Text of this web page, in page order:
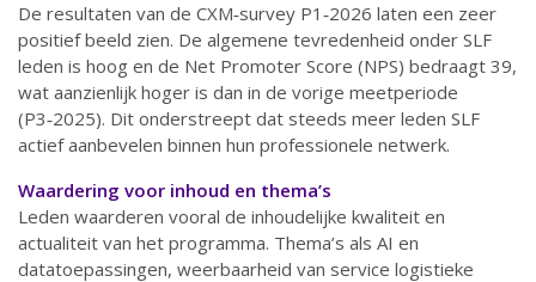
De resultaten van de CXM‑survey P1‑2026 laten een zeer
positief beeld zien. De algemene tevredenheid onder SLF
leden is hoog en de Net Promoter Score (NPS) bedraagt 39,
wat aanzienlijk hoger is dan in de vorige meetperiode
(P3‑2025). Dit onderstreept dat steeds meer leden SLF
actief aanbevelen binnen hun professionele netwerk.
Waardering voor inhoud en thema’s
Leden waarderen vooral de inhoudelijke kwaliteit en
actualiteit van het programma. Thema’s als AI en
datatoepassingen, weerbaarheid van service logistieke